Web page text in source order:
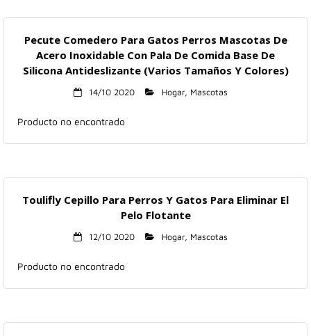
Listas
Moda
Telefonía
Pecute Comedero Para Gatos Perros Mascotas De
Acero Inoxidable Con Pala De Comida Base De
Silicona Antideslizante (Varios Tamaños Y Colores)
14/10 2020 Hogar, Mascotas
Producto no encontrado
Toulifly Cepillo Para Perros Y Gatos Para Eliminar El
Pelo Flotante
12/10 2020 Hogar, Mascotas
Producto no encontrado